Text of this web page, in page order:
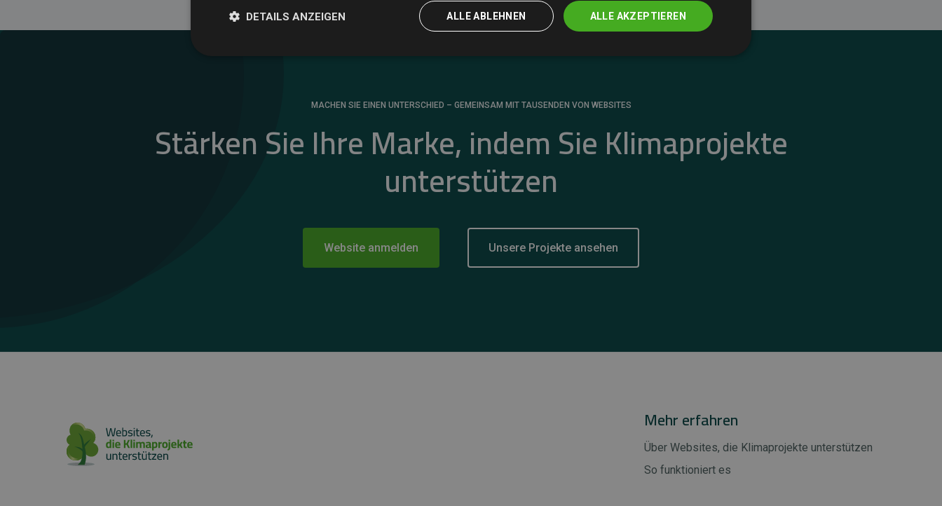
MACHEN SIE EINEN UNTERSCHIED – GEMEINSAM MIT TAUSENDEN VON WEBSITES
Stärken Sie Ihre Marke, indem Sie Klimaprojekte
unterstützen
Website anmelden Unsere Projekte ansehen
Mehr erfahren
Über Websites, die Klimaprojekte unterstützen
So funktioniert es
ALLE AKZEPTIEREN
ALLE ABLEHNEN
DETAILS ANZEIGEN